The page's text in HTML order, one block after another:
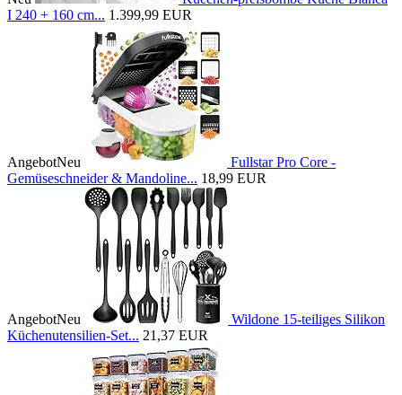
I 240 + 160 cm... 1.399,99 EUR
AngebotNeu
Fullstar Pro Core -
Gemüseschneider & Mandoline... 18,99 EUR
AngebotNeu
Wildone 15-teiliges Silikon
Küchenutensilien-Set... 21,37 EUR